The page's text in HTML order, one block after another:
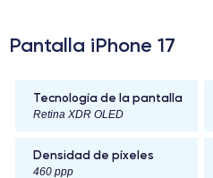
Pantalla iPhone 17
Tecnología de la pantalla
Retina XDR OLED
Densidad de píxeles
460 ppp